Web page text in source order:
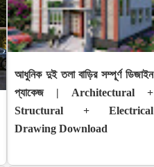
আধুনিক দুই তলা বাড়ির সম্পূর্ণ ডিজাইন
প্যাকেজ | Architectural +
Structural + Electrical
Drawing Download